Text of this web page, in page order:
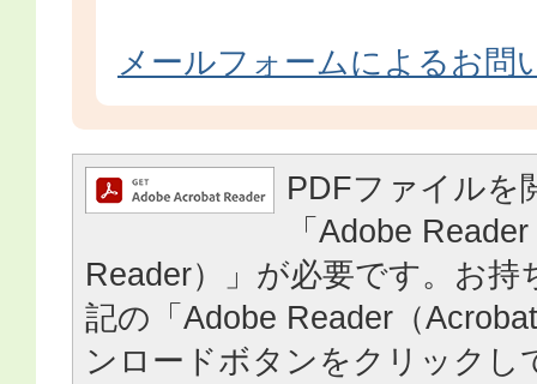
メールフォームによるお問
PDFファイルを
「Adobe
Reader）」が必要です。お持
記の「Adobe Reader（
ンロードボタンをクリックし